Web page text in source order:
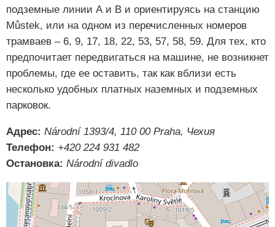
подземные линии А и B и ориентируясь на станцию
Můstek, или на одном из перечисленных номеров
трамваев – 6, 9, 17, 18, 22, 53, 57, 58, 59. Для тех, кто
предпочитает передвигаться на машине, не возникнет
проблемы, где ее оставить, так как вблизи есть
несколько удобных платных наземных и подземных
парковок.
Адрес: Národní 1393/4, 110 00 Praha, Чехия
Телефон: +420 224 931 482
Остановка: Národní divadlo